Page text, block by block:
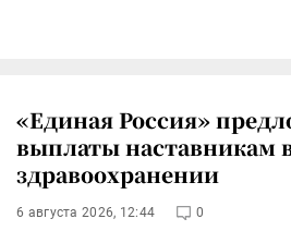
«Единая Россия»
выплаты наставникам
здравоохранении
6 августа 2026, 12:44 0